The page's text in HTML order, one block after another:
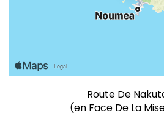
Route De
(en Face De La